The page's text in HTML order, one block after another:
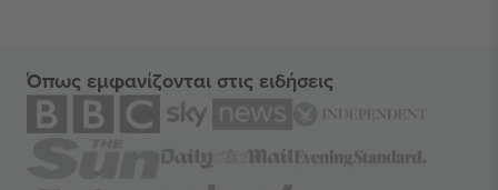
Όπως εμφανίζονται στις ειδήσεις